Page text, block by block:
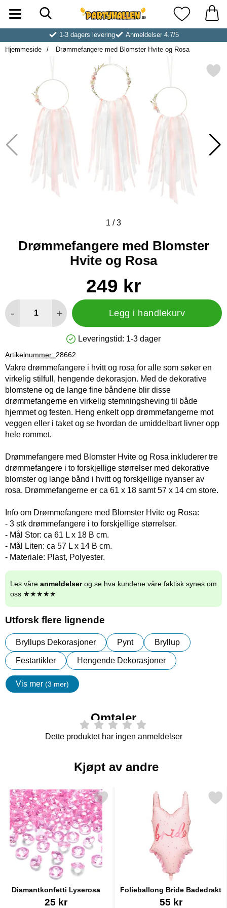
Startsiden for Partyhallen ABMine
1-3 dagers levering
Anmeldelser 4.7/5
Hjemmeside
Drømmefangere med Blomster Hvite og Rosa
Merk drømmefangere med
1 /3
Drømmefangere med Blomster
Hvite og Rosa
Handle dette produktet, Drømmefangere med Blomster Hvite
pris
249 kr
- + Legg i handlekurv
Produkttilgjengelighet: På lager
Leveringstid: 1-3 dager
Artikelnummer: 28662
Vakre drømmefangere i hvitt og rosa for alle som søker en
virkelig stilfull, hengende dekorasjon. Med de dekorative
blomstene og de lange fine båndene blir disse
drømmefangerne en virkelig stemningsheving til både
hjemmet og festen. Heng enkelt opp drømmefangerne mot
veggen eller i taket og se hvordan de umiddelbart livner opp
hele rommet.
Drømmefangere med Blomster Hvite og Rosa inkluderer tre
drømmefangere i to forskjellige størrelser med dekorative
blomster og lange bånd i hvitt og forskjellige nyanser av
rosa. Drømmefangerne er ca 61 x 18 samt 57 x 14 cm store.
Info om Drømmefangere med Blomster Hvite og Rosa:
- 3 stk drømmefangere i to forskjellige størrelser.
- Mål Stor: ca 61 L x 18 B cm.
- Mål Liten: ca 57 L x 14 B cm.
- Materiale: Plast, Polyester.
Les våre anmeldelserog se hva kundene våre faktisk synes om
oss ★★★★★
Utforsk flere lignende
Bryllups Dekorasjoner Pynt Bryllup
Festartikler Hengende Dekorasjoner
Vis mer (3 mer)
egenskaper
Omtaler
Dette produktet har ingen anmeldelser
Kjøpt av andre
Diamantkonfetti Lyserosa
Varenummer 30491
25 kr
Merk diamantkonfetti Lyserosa som favoritt
Folieballong Bride Badedrakt
Varenummer 42705
55 kr
Merk folieballong Bride